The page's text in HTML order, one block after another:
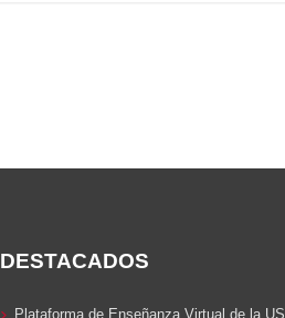
DESTACADOS
Plataforma de Enseñanza Virtual de la US